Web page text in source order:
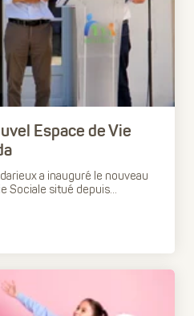
Espace de Vie
a inauguré le nouveau
Sociale situé depuis...